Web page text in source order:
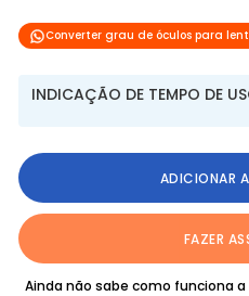
Converter grau de óculos para
INDICAÇÃO DE TEMPO DE
ADICIONAR
FAZER
Ainda não sabe como funciona